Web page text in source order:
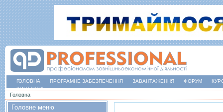
ГОЛОВНА ПРОГРАМНЕ ЗАБЕЗПЕЧЕННЯ ЗАВАНТАЖЕННЯ ФОРУМ
КОНТАКТИ
Ви є тут
Головна
Головне меню